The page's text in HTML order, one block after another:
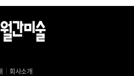
｜ 회사소개